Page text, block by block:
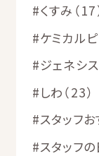
#くすみ（17
#ケミカルピ
#ジェネシス
#しわ（23）
#スタッフお
#スタッフの